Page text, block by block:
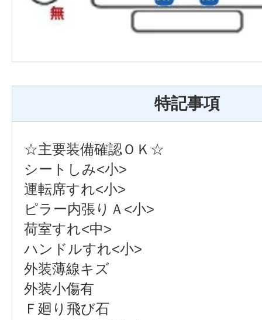
特記事項
☆主要装備確認ＯＫ☆
シートしみ<小>
運転席すれ<小>
ピラー内張りＡ<小>
荷室すれ<中>
ハンドルすれ<小>
外装薄線キズ
外装小傷有
Ｆ廻り飛び石